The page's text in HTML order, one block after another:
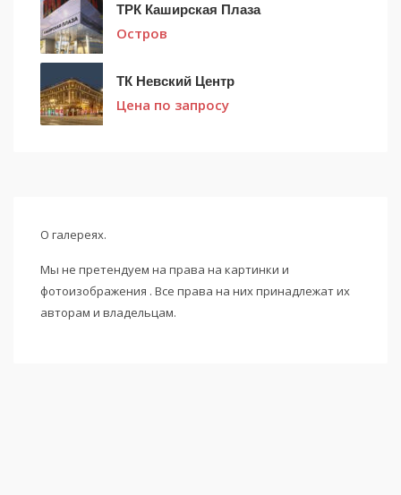
ТРК Каширская Плаза
Остров
ТК Невский Центр
Цена по запросу
О галереях.
Мы не претендуем на права на картинки и
фотоизображения . Все права на них принадлежат их
авторам и владельцам.